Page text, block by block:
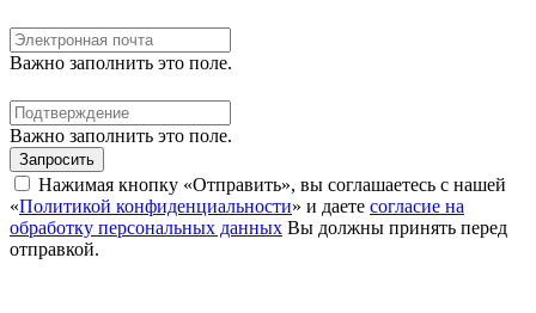
Важно заполнить это поле.
Важно заполнить это поле.
Запросить
Нажимая кнопку «Отправить», вы соглашаетесь с нашей
«Политикой конфиденциальности» и даете согласие на
обработку персональных данных Вы должны принять перед
отправкой.